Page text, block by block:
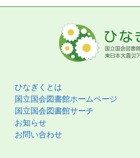
ひなぎくとは
国立国会図書館ホームページ
国立国会図書館サーチ
お知らせ
お問い合わせ